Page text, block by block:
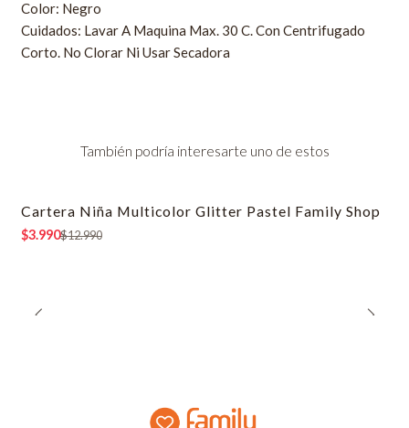
Color: Negro
Cuidados: Lavar A Maquina Max. 30 C. Con Centrifugado
Corto. No Clorar Ni Usar Secadora
También podría interesarte uno de estos
-69% OFF
Cartera Niña Multicolor Glitter Pastel Family Shop
$3.990$12.990